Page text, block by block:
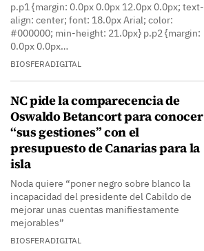
p.p1 {margin: 0.0px 0.0px 12.0px 0.0px; text-
align: center; font: 18.0px Arial; color:
#000000; min-height: 21.0px} p.p2 {margin:
0.0px 0.0px…
BIOSFERADIGITAL
NC pide la comparecencia de
Oswaldo Betancort para conocer
“sus gestiones” con el
presupuesto de Canarias para la
isla
Noda quiere “poner negro sobre blanco la
incapacidad del presidente del Cabildo de
mejorar unas cuentas manifiestamente
mejorables”
BIOSFERADIGITAL